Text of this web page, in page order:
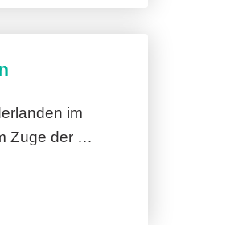
im
Zuge der …